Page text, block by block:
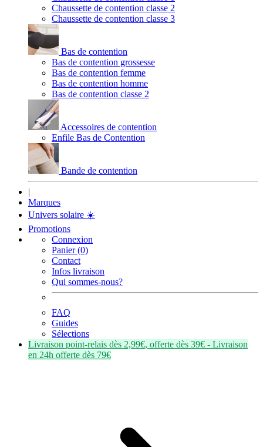
Chaussette de contention classe 2
Chaussette de contention classe 3
Bas de contention
Bas de contention grossesse
Bas de contention femme
Bas de contention homme
Bas de contention classe 2
Accessoires de contention
Enfile Bas de Contention
Bande de contention
|
Marques
Univers solaire ☀️
Promotions
Connexion
Panier (0)
Contact
Infos livraison
Qui sommes-nous?
FAQ
Guides
Sélections
Livraison point-relais dès 2,99€, offerte dès 39€ - Livraison
en 24h offerte dès 79€